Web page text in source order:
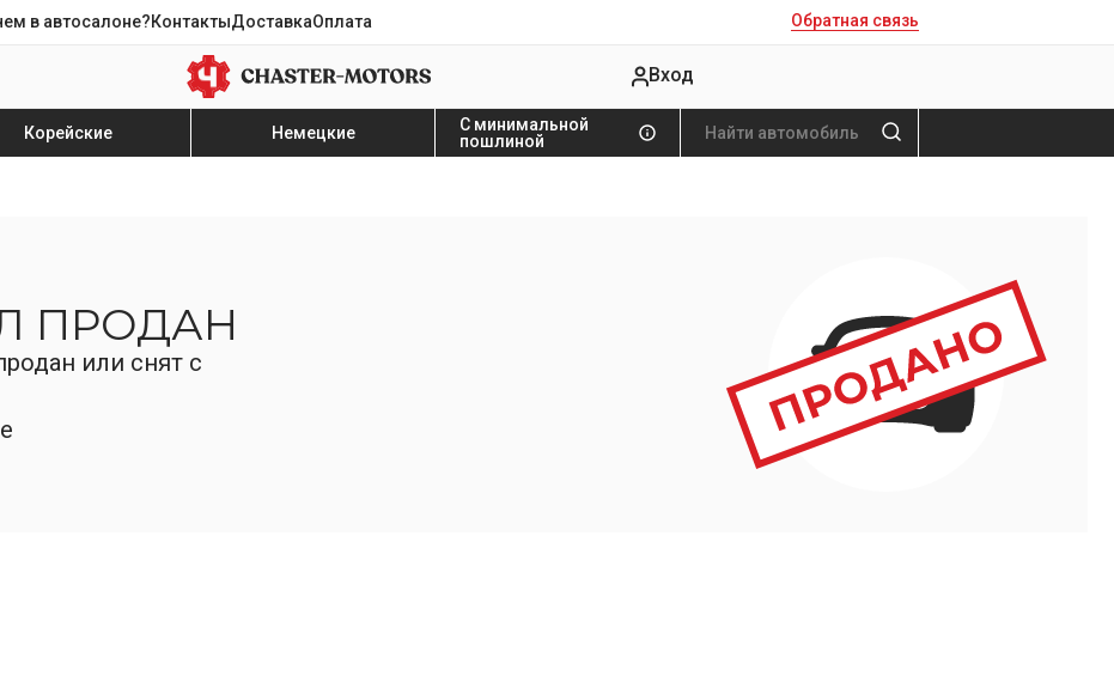
в автосалоне?КонтактыДоставкаОплата Обратная связь
Вход
Корейские Немецкие
С минимальной
пошлиной
ПРОДАН
или снят с